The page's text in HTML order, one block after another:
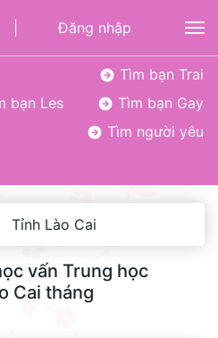
Đăng nhập
Tìm bạn Trai
bạn Les
Tìm bạn Gay
Tìm người yêu
Tỉnh Lào Cai
vấn Trung học
Cai tháng